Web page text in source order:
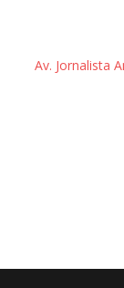
Av. Jornalista